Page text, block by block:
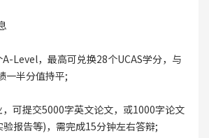
Level，最高可兑换28个UCAS学分，与
一半分值持平;
可提交5000字英文论文，或1000字论文
报告等)，需完成15分钟左右答辩;